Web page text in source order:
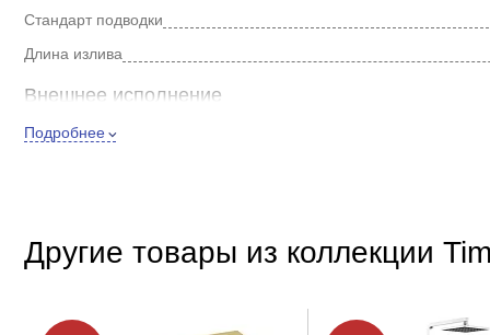
Стандарт подводки
Длина излива
Внешнее исполнение
Цвет
Покрытие
Встраиваемый
Подробнее
Другие товары из коллекции